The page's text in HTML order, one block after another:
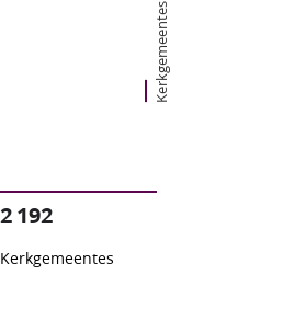
Kerkgemeentes
2 192
Kerkgemeentes